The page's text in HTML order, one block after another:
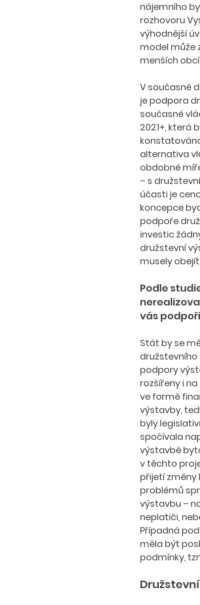
nájemního
rozhovoru
výhodnější
model může
menších
V současné
je podpora
současné
2021+, která
alternativa
obdobné
– s
účasti je
koncepce
podpoře
investic
družstevní
musely
Podle
vás
Stát by se
podpory
rozšířeny i
ve formě
výstavby,
byly
spočívala
výstavbě
v těchto
přijetí změny
problémů
výstavbu –
neplatiči,
Případná
měla být
podmínky,